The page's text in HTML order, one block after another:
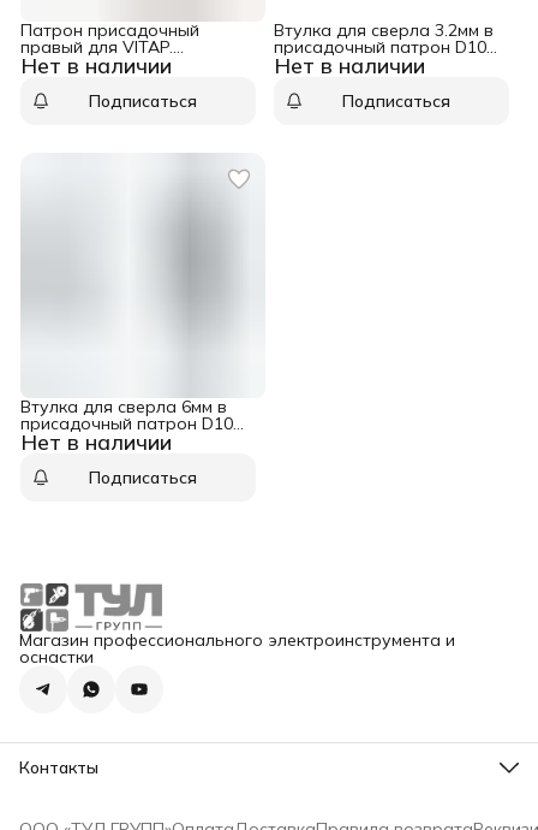
Нет в наличии
Патрон присадочный
правый для VITAP.
BUSSELATO. OMPEX D20 L47
WPW TM10102R
Подписаться
Нет в наличии
Втулка для сверла 3.2мм в
присадочный патрон D10
L23 WPW TK10032
Подписаться
Нет в наличии
Втулка для сверла 6мм в
присадочный патрон D10
L23 WPW TK10060
Подписаться
Магазин профессионального электроинструмента и
оснастки
Контакты